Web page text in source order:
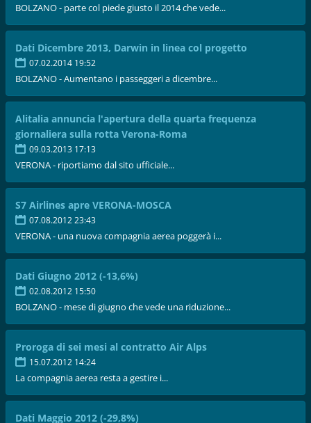
BOLZANO - parte col piede giusto il 2014 che vede...
Dati Dicembre 2013, Darwin in linea col progetto
07.02.2014 19:52
BOLZANO - Aumentano i passeggeri a dicembre...
Alitalia annuncia l'apertura della quarta frequenza
giornaliera sulla rotta Verona-Roma
09.03.2013 17:13
VERONA - riportiamo dal sito ufficiale...
S7 Airlines apre VERONA-MOSCA
07.08.2012 23:43
VERONA - una nuova compagnia aerea poggerà i...
Dati Giugno 2012 (-13,6%)
02.08.2012 15:50
BOLZANO - mese di giugno che vede una riduzione...
Proroga di sei mesi al contratto Air Alps
15.07.2012 14:24
La compagnia aerea resta a gestire i...
Dati Maggio 2012 (-29,8%)